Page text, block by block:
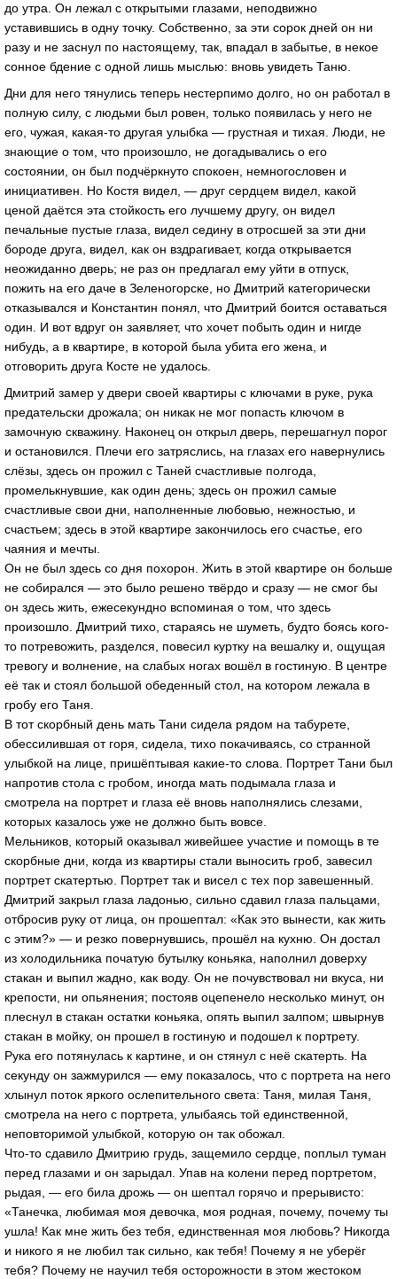
до утра. Он лежал с открытыми глазами, неподвижно
уставившись в одну точку. Собственно, за эти сорок дней он ни
разу и не заснул по настоящему, так, впадал в забытье, в некое
сонное бдение с одной лишь мыслью: вновь увидеть Таню.
Дни для него тянулись теперь нестерпимо долго, но он работал в
полную силу, с людьми был ровен, только появилась у него не
его, чужая, какая-то другая улыбка — грустная и тихая. Люди, не
знающие о том, что произошло, не догадывались о его
состоянии, он был подчёркнуто спокоен, немногословен и
инициативен. Но Костя видел, — друг сердцем видел, какой
ценой даётся эта стойкость его лучшему другу, он видел
печальные пустые глаза, видел седину в отросшей за эти дни
бороде друга, видел, как он вздрагивает, когда открывается
неожиданно дверь; не раз он предлагал ему уйти в отпуск,
пожить на его даче в Зеленогорске, но Дмитрий категорически
отказывался и Константин понял, что Дмитрий боится оставаться
один. И вот вдруг он заявляет, что хочет побыть один и нигде
нибудь, а в квартире, в которой была убита его жена, и
отговорить друга Косте не удалось.
Дмитрий замер у двери своей квартиры с ключами в руке, рука
предательски дрожала; он никак не мог попасть ключом в
замочную скважину. Наконец он открыл дверь, перешагнул порог
и остановился. Плечи его затряслись, на глазах его навернулись
слёзы, здесь он прожил с Таней счастливые полгода,
промелькнувшие, как один день; здесь он прожил самые
счастливые свои дни, наполненные любовью, нежностью, и
счастьем; здесь в этой квартире закончилось его счастье, его
чаяния и мечты.
Он не был здесь со дня похорон. Жить в этой квартире он больше
не собирался — это было решено твёрдо и сразу — не смог бы
он здесь жить, ежесекундно вспоминая о том, что здесь
произошло. Дмитрий тихо, стараясь не шуметь, будто боясь кого-
то потревожить, разделся, повесил куртку на вешалку и, ощущая
тревогу и волнение, на слабых ногах вошёл в гостиную. В центре
её так и стоял большой обеденный стол, на котором лежала в
гробу его Таня.
В тот скорбный день мать Тани сидела рядом на табурете,
обессилившая от горя, сидела, тихо покачиваясь, со странной
улыбкой на лице, пришёптывая какие-то слова. Портрет Тани был
напротив стола с гробом, иногда мать подымала глаза и
смотрела на портрет и глаза её вновь наполнялись слезами,
которых казалось уже не должно быть вовсе.
Мельников, который оказывал живейшее участие и помощь в те
скорбные дни, когда из квартиры стали выносить гроб, завесил
портрет скатертью. Портрет так и висел с тех пор завешенный.
Дмитрий закрыл глаза ладонью, сильно сдавил глаза пальцами,
отбросив руку от лица, он прошептал: «Как это вынести, как жить
с этим?» — и резко повернувшись, прошёл на кухню. Он достал
из холодильника початую бутылку коньяка, наполнил доверху
стакан и выпил жадно, как воду. Он не почувствовал ни вкуса, ни
крепости, ни опьянения; постояв оцепенело несколько минут, он
плеснул в стакан остатки коньяка, опять выпил залпом; швырнув
стакан в мойку, он прошел в гостиную и подошел к портрету.
Рука его потянулась к картине, и он стянул с неё скатерть. На
секунду он зажмурился — ему показалось, что с портрета на него
хлынул поток яркого ослепительного света: Таня, милая Таня,
смотрела на него с портрета, улыбаясь той единственной,
неповторимой улыбкой, которую он так обожал.
Что-то сдавило Дмитрию грудь, защемило сердце, поплыл туман
перед глазами и он зарыдал. Упав на колени перед портретом,
рыдая, — его била дрожь — он шептал горячо и прерывисто:
«Танечка, любимая моя девочка, моя родная, почему, почему ты
ушла! Как мне жить без тебя, единственная моя любовь? Никогда
и никого я не любил так сильно, как тебя! Почему я не уберёг
тебя? Почему не научил тебя осторожности в этом жестоком